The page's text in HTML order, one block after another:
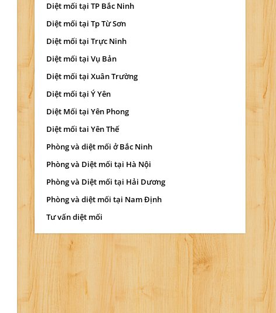
Diệt mối tại TP Bắc Ninh
Diệt mối tại Tp Từ Sơn
Diệt mối tại Trực Ninh
Diệt mối tại Vụ Bản
Diệt mối tại Xuân Trường
Diệt mối tại Ý Yên
Diệt Mối tại Yên Phong
Diệt mối tai Yên Thế
Phòng và diệt mối ở Bắc Ninh
Phòng và Diệt mối tại Hà Nội
Phòng và Diệt mối tại Hải Dương
Phòng và diệt mối tại Nam Định
Tư vấn diệt mối